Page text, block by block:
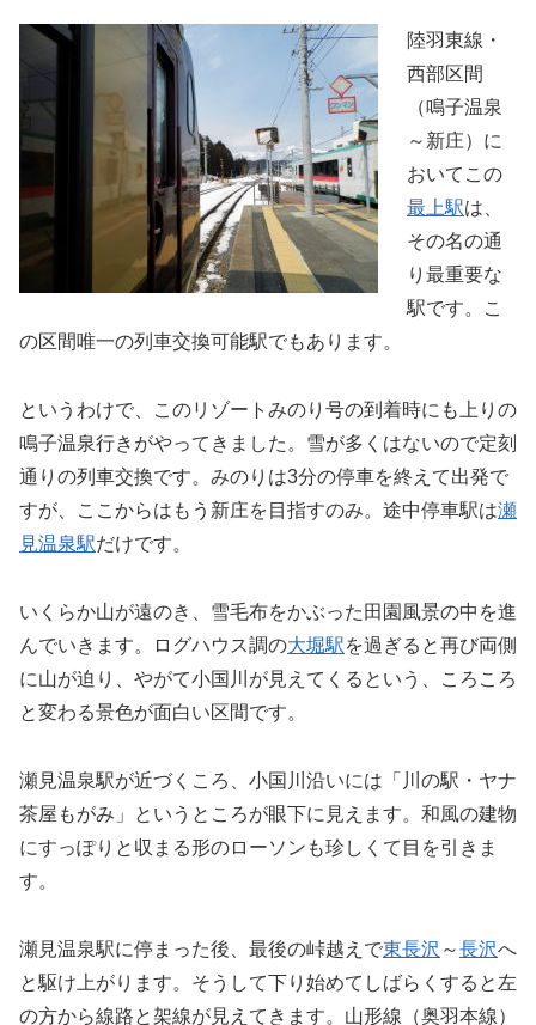
陸羽東線・
西部区間
（鳴子温泉
～新庄）に
おいてこの
最上駅は、
その名の通
り最重要な
駅です。こ
の区間唯一の列車交換可能駅でもあります。
というわけで、このリゾートみのり号の到着時にも上りの
鳴子温泉行きがやってきました。雪が多くはないので定刻
通りの列車交換です。みのりは3分の停車を終えて出発で
すが、ここからはもう新庄を目指すのみ。途中停車駅は瀬
見温泉駅だけです。
いくらか山が遠のき、雪毛布をかぶった田園風景の中を進
んでいきます。ログハウス調の大堀駅を過ぎると再び両側
に山が迫り、やがて小国川が見えてくるという、ころころ
と変わる景色が面白い区間です。
瀬見温泉駅が近づくころ、小国川沿いには「川の駅・ヤナ
茶屋もがみ」というところが眼下に見えます。和風の建物
にすっぽりと収まる形のローソンも珍しくて目を引きま
す。
瀬見温泉駅に停まった後、最後の峠越えで東長沢 ～長沢へ
と駆け上がります。そうして下り始めてしばらくすると左
の方から線路と架線が見えてきます。山形線（奥羽本線）